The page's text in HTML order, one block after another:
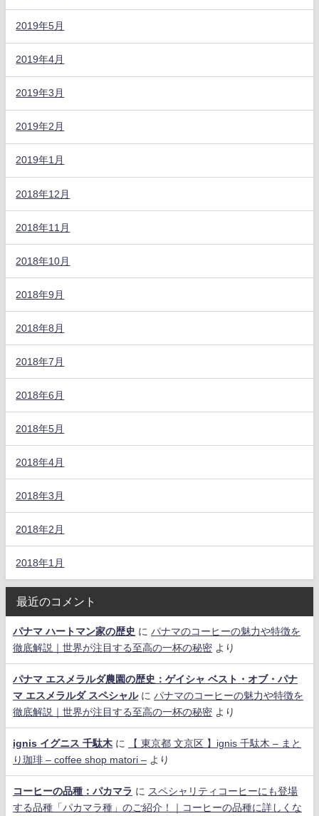
2019年5月
2019年4月
2019年3月
2019年2月
2019年1月
2018年12月
2018年11月
2018年10月
2018年9月
2018年8月
2018年7月
2018年6月
2018年5月
2018年4月
2018年3月
2018年2月
2018年1月
最近のコメント
パナマ ハートマン家の歴史 に パナマのコーヒーの魅力や特徴を
徹底解説｜世界が注目する至高の一杯の秘密 より
パナマ エスメラルダ農園の歴史：ゲイシャ ベスト・オブ・パナ
マ エスメラルダ スペシャルに パナマのコーヒーの魅力や特徴を
徹底解説｜世界が注目する至高の一杯の秘密 より
ignis イグニス 千駄木に
【 東京都 文京区 】ignis 千駄木 – まと
り珈琲 – coffee shop matori – より
コーヒーの品種：パカマラ に スペシャリティコーヒーにも登場
する品種「パカマラ種」のご紹介！｜コーヒーの品種に詳しくな